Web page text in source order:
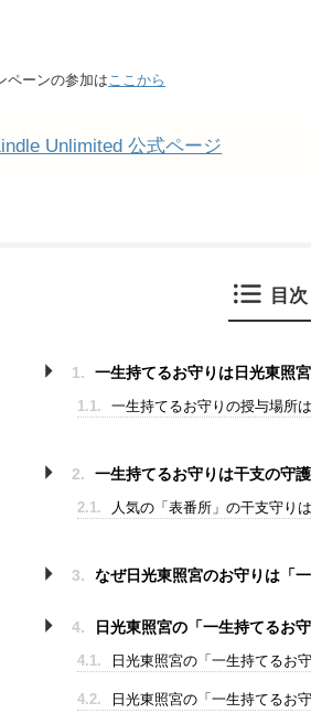
ペーンの参加はここから
Unlimited 公式ページ
目次
1. 一生持てるお守りは日光東照
1.1. 一生持てるお守りの授与場所
2. 一生持てるお守りは干支の守
2.1. 人気の「表番所」の干支守り
3. なぜ日光東照宮のお守りは「
4. 日光東照宮の「一生持てるお
4.1. 日光東照宮の「一生持てるお
4.2. 日光東照宮の「一生持てるお